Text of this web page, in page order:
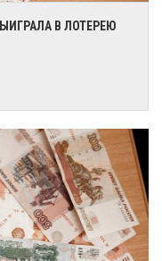
В ЛОТЕРЕЮ